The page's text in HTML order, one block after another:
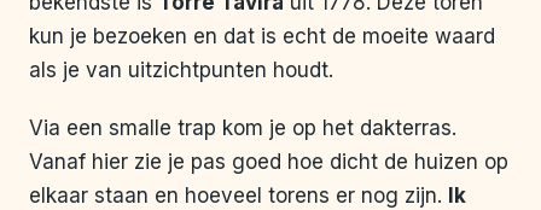
kun je bezoeken en dat is echt de moeite waard
als je van uitzichtpunten houdt.
Via een smalle trap kom je op het dakterras.
Vanaf hier zie je pas goed hoe dicht de huizen op
elkaar staan en hoeveel torens er nog zijn.
Ik